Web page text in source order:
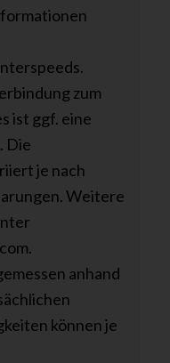
zum
ist ggf. eine
Die
je nach
Weitere
anhand
können je